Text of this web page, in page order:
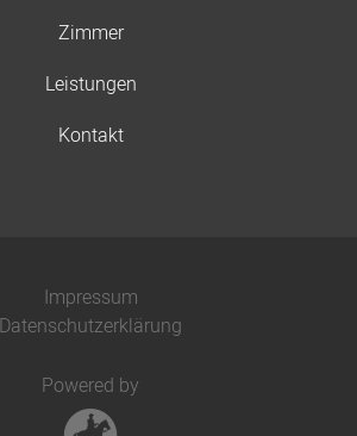
Zimmer
Leistungen
Kontakt
Impressum
Datenschutzerklärung
Powered by